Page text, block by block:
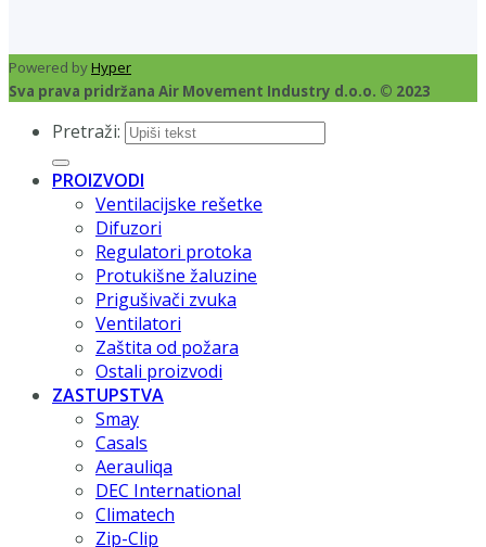
Powered byHyper
Sva prava pridržana Air Movement Industry d.o.o. © 2023
Pretraži:
PROIZVODI
Ventilacijske rešetke
Difuzori
Regulatori protoka
Protukišne žaluzine
Prigušivači zvuka
Ventilatori
Zaštita od požara
Ostali proizvodi
ZASTUPSTVA
Smay
Casals
Aerauliqa
DEC International
Climatech
Zip-Clip